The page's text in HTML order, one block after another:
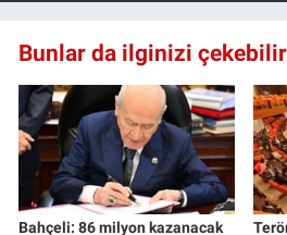
Bunlar da ilginizi çekebilir
Bahçeli: 86 milyon kazanacak